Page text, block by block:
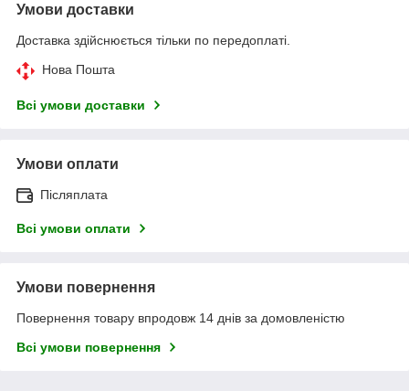
Умови доставки
Доставка здійснюється тільки по передоплаті.
Нова Пошта
Всі умови доставки
Умови оплати
Післяплата
Всі умови оплати
Умови повернення
Повернення товару впродовж 14 днів за домовленістю
Всі умови повернення